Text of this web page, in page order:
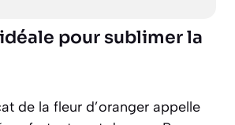
pour sublimer la
de la fleur d’oranger appelle